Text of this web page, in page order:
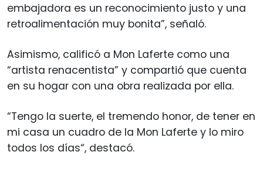
embajadora es un reconocimiento justo y una
retroalimentación muy bonita”, señaló.
Asimismo, calificó a Mon Laferte como una
“artista renacentista” y compartió que cuenta
en su hogar con una obra realizada por ella.
“Tengo la suerte, el tremendo honor, de tener en
mi casa un cuadro de la Mon Laferte y lo miro
todos los días“, destacó.